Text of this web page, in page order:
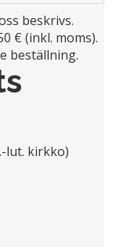
beskrivs.
€ (inkl. moms).
beställning.
lut. kirkko)